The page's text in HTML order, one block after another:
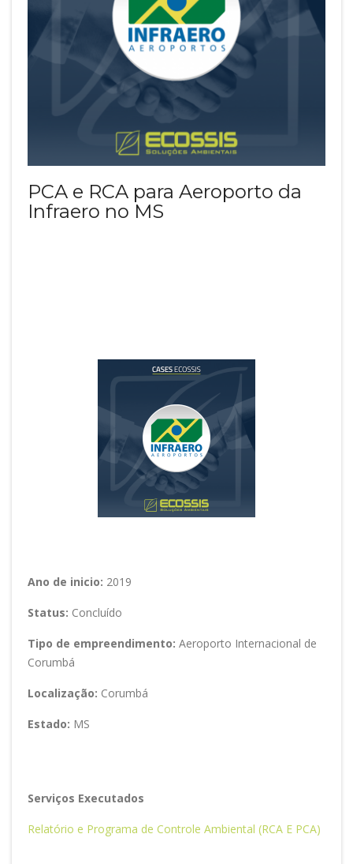
PCA e RCA para Aeroporto da
Infraero no MS
Ano de inicio: 2019
Status: Concluído
Tipo de empreendimento: Aeroporto Internacional de
Corumbá
Localização: Corumbá
Estado: MS
Serviços Executados
Relatório e Programa de Controle Ambiental (RCA E PCA)